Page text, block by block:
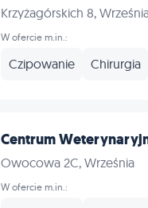
Krzyżagórskich 8,
W ofercie m.in.:
Czipowanie Chirurgia
Centrum
Owocowa 2C, Września
W ofercie m.in.: